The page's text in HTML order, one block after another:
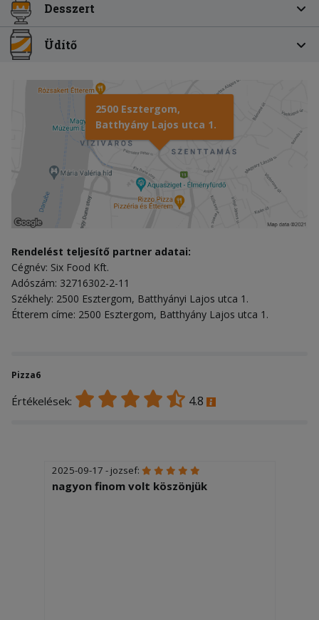
Desszert
Üdítő
2500 Esztergom,
Batthyány Lajos utca 1.
Rendelést teljesítő partner adatai:
Cégnév: Six Food Kft.
Adószám: 32716302-2-11
Székhely: 2500 Esztergom, Batthyányi Lajos utca 1.
Étterem címe: 2500 Esztergom, Batthyány Lajos utca 1.
Pizza6
Értékelések: 4.8
2025-09-17 - jozsef:
nagyon finom volt köszönjük